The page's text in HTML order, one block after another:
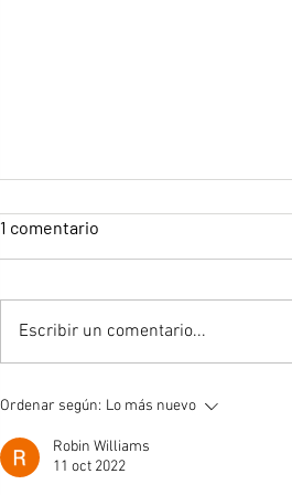
"Mentiras, la serie"
1 comentario
Escribir un comentario...
Ordenar según: Lo más nuevo
Robin Williams
11 oct 2022